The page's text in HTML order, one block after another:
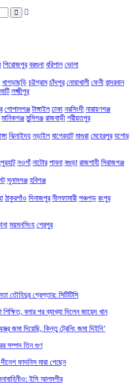
পিরোজপুর বরগুনা বরিশাল ভোলা
খাগড়াছড়ি চট্টগ্রাম চাঁদপুর নোয়াখালী ফেনী বান্দরবান
লক্ষ্মীপুর
গোপালগঞ্জ টাঙ্গাইল ঢাকা নরসিংদী নারায়ণগঞ্জ
মানিকগঞ্জ মুন্সিগঞ্জ রাজবাড়ী শরীয়তপুর
ঝিনাইদহ নড়াইল বাগেরহাট মাগুরা মেহেরপুর যশোর
নওগাঁ নাটোর পাবনা বগুড়া রাজশাহী সিরাজগঞ্জ
সুনামগঞ্জ হবিগঞ্জ
ঠাকুরগাঁও দিনাজপুর নীলফামারী পঞ্চগড় রংপুর
ময়মনসিংহ শেরপুর
তৌহিদুর গ্রেপ্তার: সিটিটিসি
বলার পর ব্যাখ্যা দিলেন জায়েদ খান
জমা দিয়েছি, কিন্তু ট্রেনিং জমা দিইনি’
সম্পদ তিন গুণ
ফাদনিস মারা গেছেন
ইসি আলমগীর